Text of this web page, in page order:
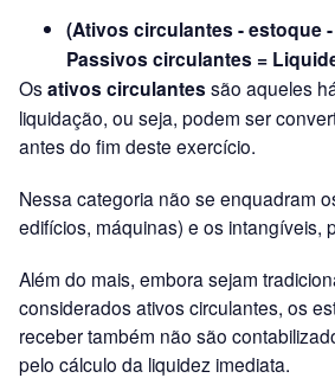
(Ativos circulantes - estoque
Passivos circulantes =
Osativos circulantes são aqueles
liquidação, ou seja, podem ser
antes do fim deste exercício.
Nessa categoria não se enquadram
edifícios, máquinas) e os intangíveis,
Além do mais, embora sejam
considerados ativos circulantes, os
receber também não são
pelo cálculo da liquidez imediata.